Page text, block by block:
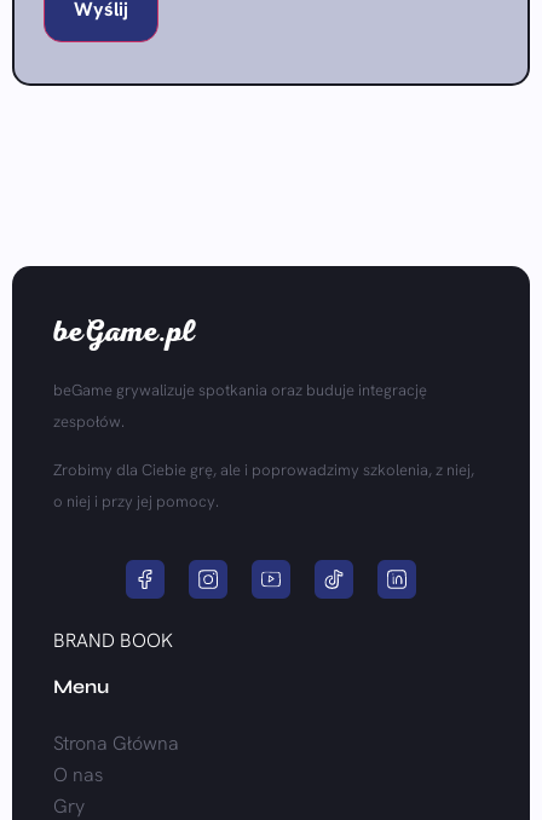
beGame.pl
beGame grywalizuje spotkania oraz buduje integrację
zespołów.
Zrobimy dla Ciebie grę, ale i poprowadzimy szkolenia, z niej,
o niej i przy jej pomocy.
BRAND BOOK
Menu
Strona Główna
O nas
Gry